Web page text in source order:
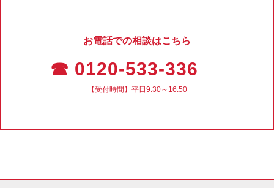
お電話での相談はこちら
☎ 0120-533-336
【受付時間】平日9:30～16:50